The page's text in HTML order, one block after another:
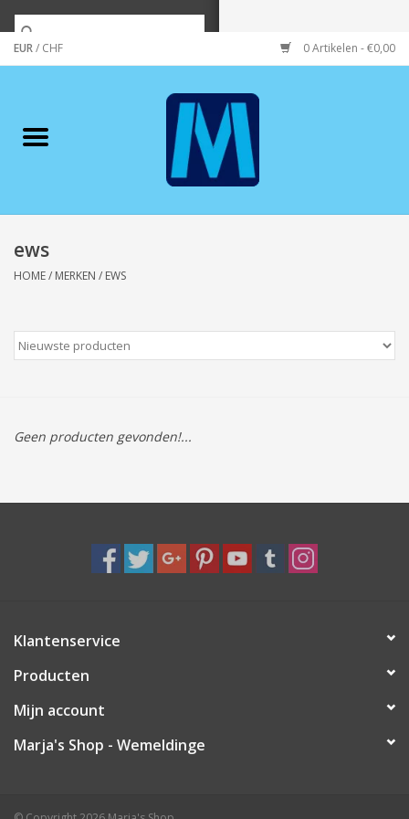
EUR/ CHF 0 Artikelen - €0,00
Merken
Wonen/koken/huishouden
Wenskaarten
Tassen/Portemonnee
Boeken
Speelgoed & hobby
Cadeau & feest
Contact/Locatie
ews
HOME/ MERKEN / EWS
Geen producten gevonden!...
Klantenservice
Producten
Mijn account
Marja's Shop - Wemeldinge